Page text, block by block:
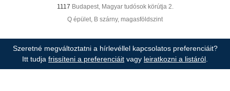
1117 Budapest, Magyar tudósok körútja 2.
Q épület, B szárny, magasföldszint
Szeretné megváltoztatni a hírlevéllel kapcsolatos preferenciáit?
Itt tudja frissíteni a preferenciáit vagy leiratkozni a listáról